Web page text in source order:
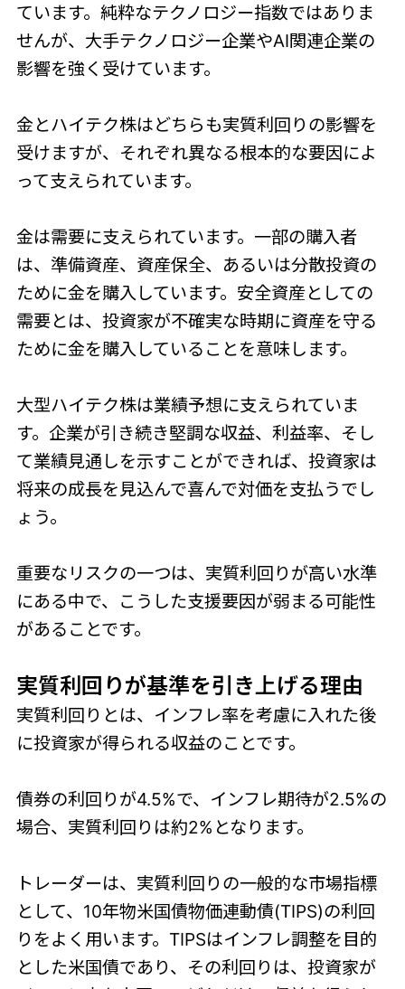
ています。純粋なテクノロジー指数ではありま
せんが、大手テクノロジー企業やAI関連企業の
影響を強く受けています。
金とハイテク株はどちらも実質利回りの影響を
受けますが、それぞれ異なる根本的な要因によ
って支えられています。
金は需要に支えられています。一部の購入者
は、準備資産、資産保全、あるいは分散投資の
ために金を購入しています。安全資産としての
需要とは、投資家が不確実な時期に資産を守る
ために金を購入していることを意味します。
大型ハイテク株は業績予想に支えられていま
す。企業が引き続き堅調な収益、利益率、そし
て業績見通しを示すことができれば、投資家は
将来の成長を見込んで喜んで対価を支払うでし
ょう。
重要なリスクの一つは、実質利回りが高い水準
にある中で、こうした支援要因が弱まる可能性
があることです。
実質利回りが基準を引 き上げる理由
実質利回りとは、インフレ率を考慮に入れた後
に投資家が得られる収益のことです。
債券の利回りが4.5%で、インフレ期待が2.5%の
場合、実質利回りは約2%となります。
トレーダーは、実質利回りの一般的な市場指標
として、10年物米国債物価連動債(TIPS)の利回
りをよく用います。TIPSはインフレ調整を目的
とした米国債であり、その利回りは、投資家が